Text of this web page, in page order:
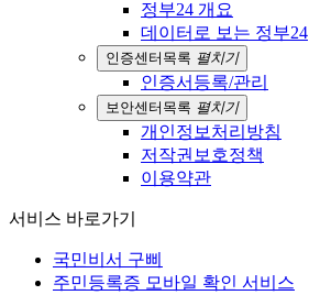
정부24 개요
데이터로 보는 정부24
인증센터 목록 펼치기
인증서등록/관리
보안센터 목록 펼치기
개인정보처리방침
저작권보호정책
이용약관
서비스 바로가기
국민비서 구삐
주민등록증 모바일 확인 서비스